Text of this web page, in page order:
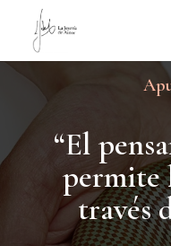
NOTICIAS DE JOYERÍA
NOVEDADES
DE VISITA
APUNTES
QUIÉN SOY
“El pensa
permite
través